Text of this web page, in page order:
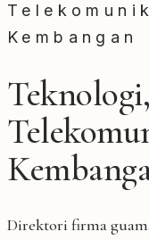
Kembangan
Direktori firma